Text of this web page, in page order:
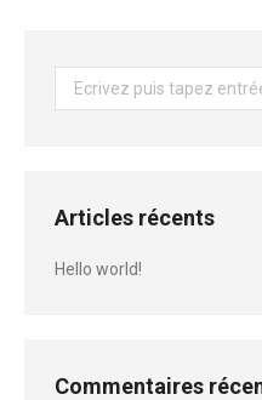
Recherche
:
Articles récents
Hello world!
Commentaires